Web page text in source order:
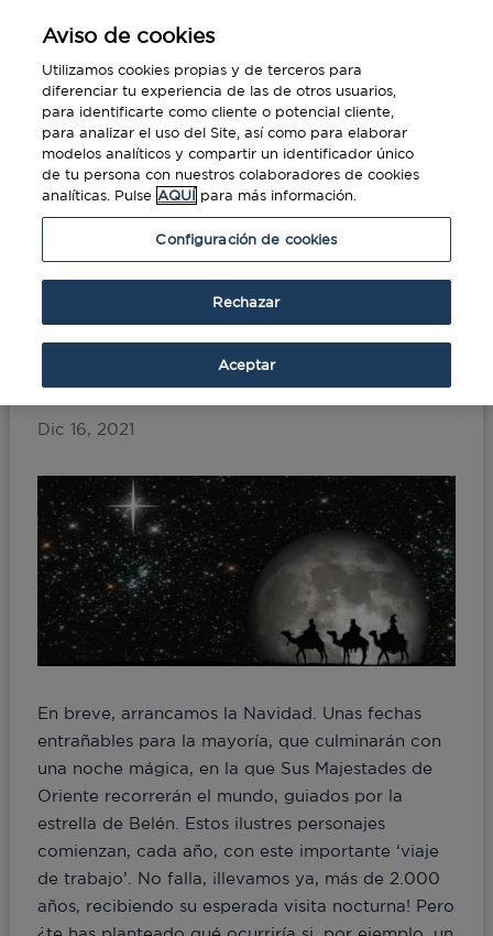
Portada»El «viaje de trabajo» de nuestros
queridos Reyes Magos
El «viaje de trabajo» de
nuestros queridos Reyes
Magos
Dic 16, 2021
En breve, arrancamos la Navidad. Unas fechas
entrañables para la mayoría, que culminarán con
una noche mágica, en la que Sus Majestades de
Oriente recorrerán el mundo, guiados por la
estrella de Belén. Estos ilustres personajes
comienzan, cada año, con este importante ‘viaje
de trabajo’. No falla, ¡llevamos ya, más de 2.000
años, recibiendo su esperada visita nocturna! Pero
Aviso de cookies
Utilizamos cookies propias y de terceros para
diferenciar tu experiencia de las de otros usuarios,
para identificarte como cliente o potencial cliente,
para analizar el uso del Site, así como para elaborar
modelos analíticos y compartir un identificador único
de tu persona con nuestros colaboradores de cookies
analíticas. Pulse AQUÍ para más información.
Configuración de cookies
Rechazar
Aceptar